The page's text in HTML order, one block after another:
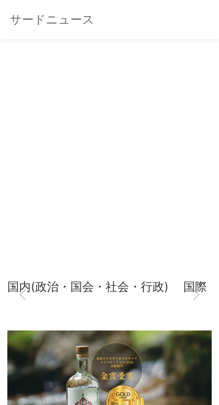
サードニュース
国内(政治・国会・社会・行政) 国際